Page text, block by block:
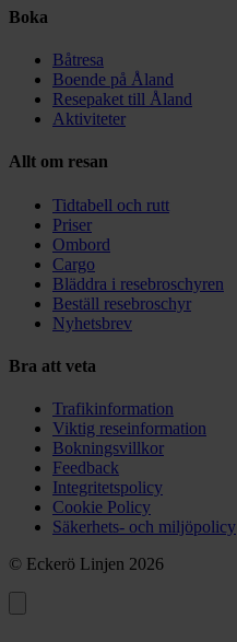
Boka
Båtresa
Boende på Åland
Resepaket till Åland
Aktiviteter
Allt om resan
Tidtabell och rutt
Priser
Ombord
Cargo
Bläddra i resebroschyren
Beställ resebroschyr
Nyhetsbrev
Bra att veta
Trafikinformation
Viktig reseinformation
Bokningsvillkor
Feedback
Integritetspolicy
Cookie Policy
Säkerhets- och miljöpolicy
© Eckerö Linjen 2026